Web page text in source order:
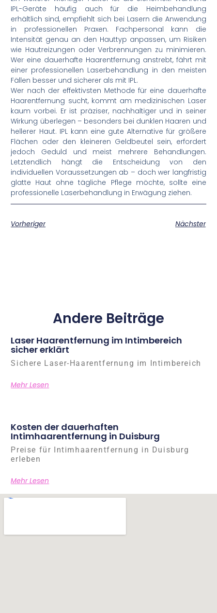
IPL-Geräte häufig auch für die Heimbehandlung
erhältlich sind, empfiehlt sich bei Lasern die Anwendung
in professionellen Praxen. Fachpersonal kann die
Intensität genau an den Hauttyp anpassen, um Risiken
wie Hautreizungen oder Verbrennungen zu minimieren.
Wer eine dauerhafte Haarentfernung anstrebt, fährt mit
einer professionellen Laserbehandlung in den meisten
Fällen besser und sicherer als mit IPL.
Wer nach der effektivsten Methode für eine dauerhafte
Haarentfernung sucht, kommt am medizinischen Laser
kaum vorbei. Er ist präziser, nachhaltiger und in seiner
Wirkung überlegen – besonders bei dunklen Haaren und
hellerer Haut. IPL kann eine gute Alternative für größere
Flächen oder den kleineren Geldbeutel sein, erfordert
jedoch Geduld und meist mehrere Behandlungen.
Letztendlich hängt die Entscheidung von den
individuellen Voraussetzungen ab – doch wer langfristig
glatte Haut ohne tägliche Pflege möchte, sollte eine
professionelle Laserbehandlung in Erwägung ziehen.
Vorheriger Nächster
Andere Beiträge
Laser Haarentfernung im Intimbereich
sicher erklärt
Sichere Laser-Haarentfernung im Intimbereich
Mehr Lesen
Kosten der dauerhaften
Intimhaarentfernung in Duisburg
Preise für Intimhaarentfernung in Duisburg
erleben
Mehr Lesen